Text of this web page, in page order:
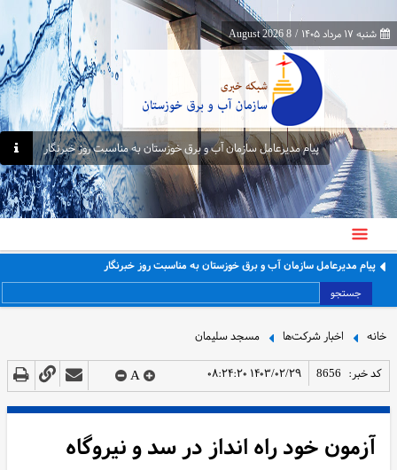
شنبه ۱۷ مرداد ۱۴۰۵ /
8 August 2026
پیام مدیرعامل سازمان آب و برق خوزستان به مناسبت روز خبرنگار
پیام مدیرعامل سازمان آب و برق خوزستان به مناسبت روز خبرنگار
جستجو
خانه اخبار شرکت‌ها مسجد سلیمان
کد خبر: 8656 ۱۴۰۳/۰۲/۲۹ ۰۸:۲۴:۲۰ A
آزمون خود راه انداز در سد و نیروگاه